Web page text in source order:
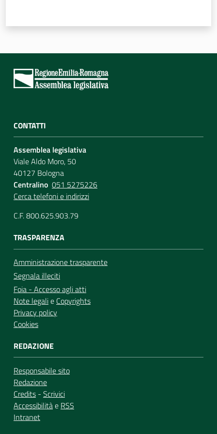
CONTATTI
Assemblea legislativa
Viale Aldo Moro, 50
40127 Bologna
Centralino 051 5275226
Cerca telefoni e indirizzi
C.F. 800.625.903.79
TRASPARENZA
Amministrazione trasparente
Segnala illeciti
Foia - Accesso agli atti
Note legalie Copyrights
Privacy policy
Cookies
REDAZIONE
Responsabile sito
Redazione
Credits - Scrivici
Accessibilitàe RSS
Intranet